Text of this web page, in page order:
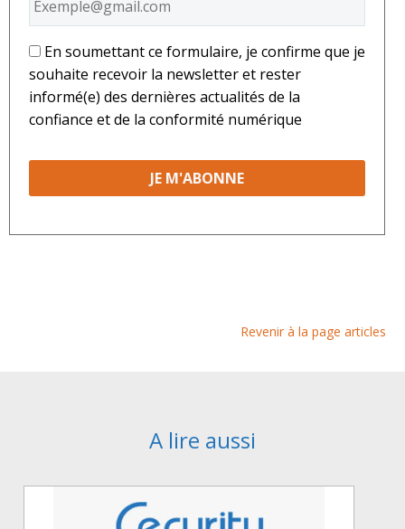
* En soumettant ce formulaire, je confirme que je
souhaite recevoir la newsletter et rester
informé(e) des dernières actualités de la
confiance et de la conformité numérique
Revenir à la page articles
A lire aussi